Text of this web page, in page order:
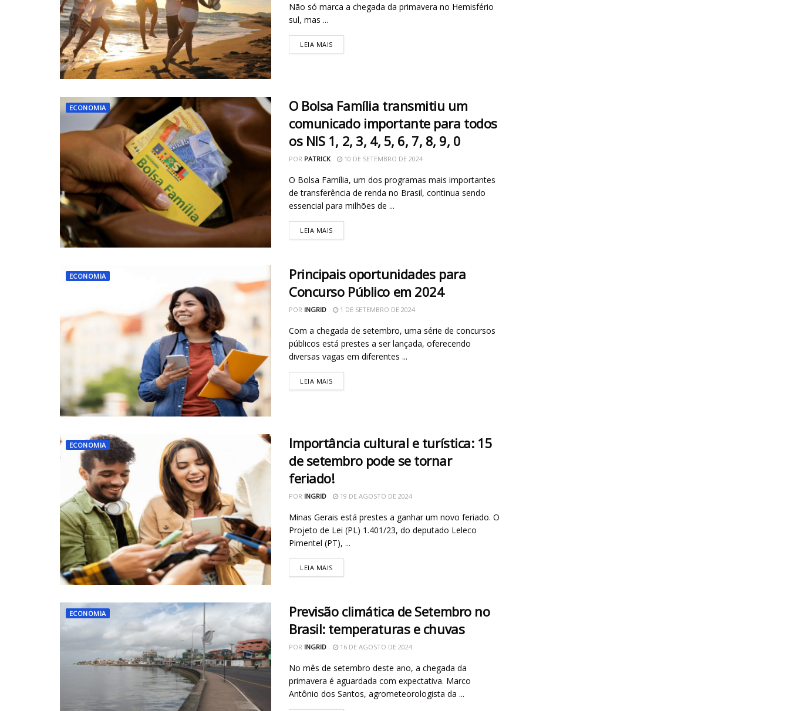
Não só marca a chegada da primavera no Hemisfério
sul, mas ...
LEIA MAIS
ECONOMIA
O Bolsa Família transmitiu um
comunicado importante para todos
os NIS 1, 2, 3, 4, 5, 6, 7, 8, 9, 0
POR PATRICK 10 DE SETEMBRO DE 2024
O Bolsa Família, um dos programas mais importantes
de transferência de renda no Brasil, continua sendo
essencial para milhões de ...
LEIA MAIS
ECONOMIA
Principais oportunidades para
Concurso Público em 2024
POR INGRID 1 DE SETEMBRO DE 2024
Com a chegada de setembro, uma série de concursos
públicos está prestes a ser lançada, oferecendo
diversas vagas em diferentes ...
LEIA MAIS
ECONOMIA
Importância cultural e turística: 15
de setembro pode se tornar
feriado!
POR INGRID 19 DE AGOSTO DE 2024
Minas Gerais está prestes a ganhar um novo feriado. O
Projeto de Lei (PL) 1.401/23, do deputado Leleco
Pimentel (PT), ...
LEIA MAIS
ECONOMIA
Previsão climática de Setembro no
Brasil: temperaturas e chuvas
POR INGRID 16 DE AGOSTO DE 2024
No mês de setembro deste ano, a chegada da
primavera é aguardada com expectativa. Marco
Antônio dos Santos, agrometeorologista da ...